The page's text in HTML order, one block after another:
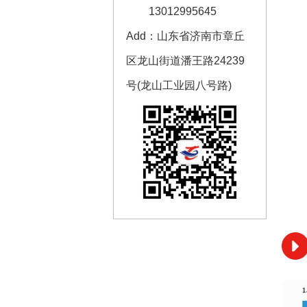
1100kW-1200kW天然气发
了解更多+
13012995645
Add：山东省济南市章丘
区龙山街道潘王路24239
号(龙山工业园八号路)